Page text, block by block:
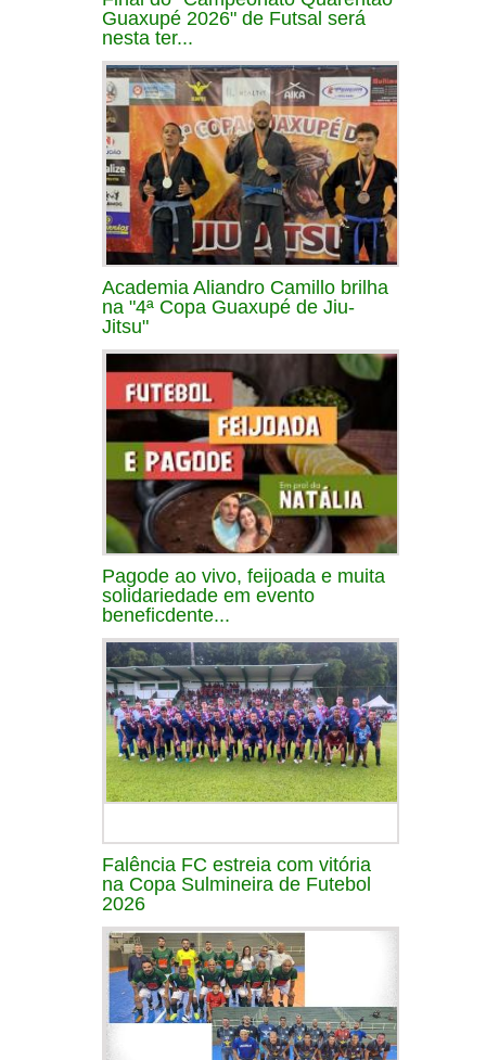
Guaxupé 2026" de Futsal será
nesta ter...
Academia Aliandro Camillo brilha
na "4ª Copa Guaxupé de Jiu-
Jitsu"
Pagode ao vivo, feijoada e muita
solidariedade em evento
beneficdente...
Falência FC estreia com vitória
na Copa Sulmineira de Futebol
2026